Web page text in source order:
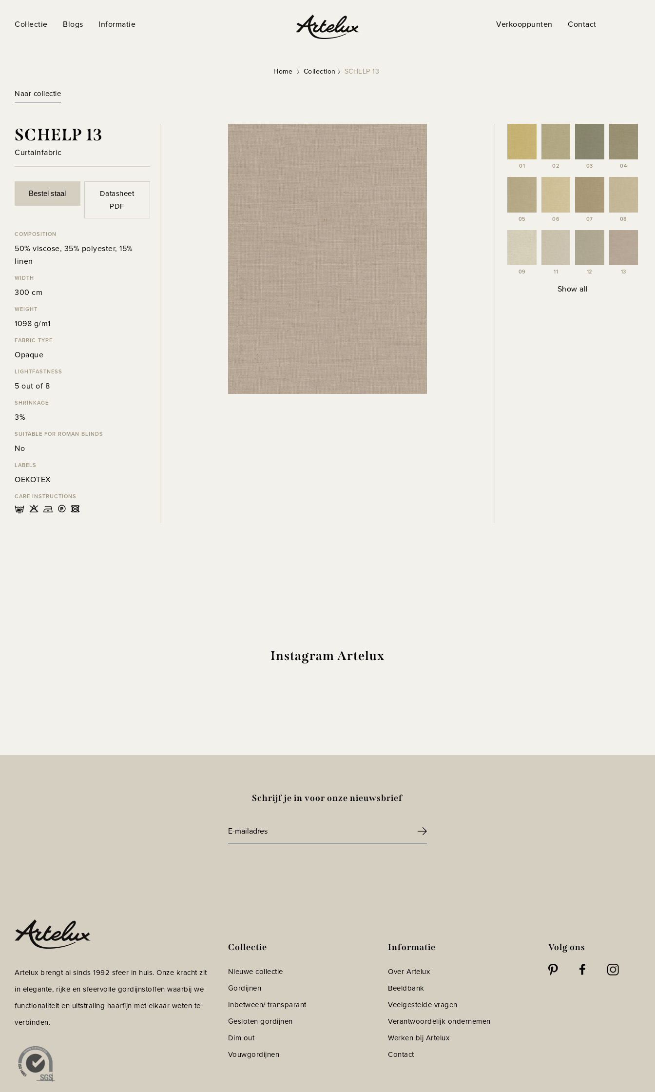
Collectie Blogs Informatie Verkooppunten Contact
Home Collection SCHELP 13
Naar collectie
SCHELP 13
Curtainfabric
Bestel staal
Datasheet
PDF
COMPOSITION
50% viscose, 35% polyester, 15%
linen
WIDTH
300 cm
WEIGHT
1098 g/m1
FABRIC TYPE
Opaque
LIGHTFASTNESS
5 out of 8
SHRINKAGE
3%
SUITABLE FOR ROMAN BLINDS
No
LABELS
OEKOTEX
CARE INSTRUCTIONS
mHDLU
01 02 03 04
05 06 07 08
09 11 12 13
Show all
Instagram Artelux
Schrijf je in voor onze nieuwsbrief
mailadres
Artelux brengt al sinds 1992 sfeer in huis. Onze kracht zit
in elegante, rijke en sfeervolle gordijnstoffen waarbij we
functionaliteit en uitstraling haarfijn met elkaar weten te
verbinden.
Collectie
Nieuwe collectie
Gordijnen
Inbetween/ transparant
Gesloten gordijnen
Dim out
Vouwgordijnen
Informatie
Over Artelux
Beeldbank
Veelgestelde vragen
Verantwoordelijk ondernemen
Werken bij Artelux
Contact
Volg ons